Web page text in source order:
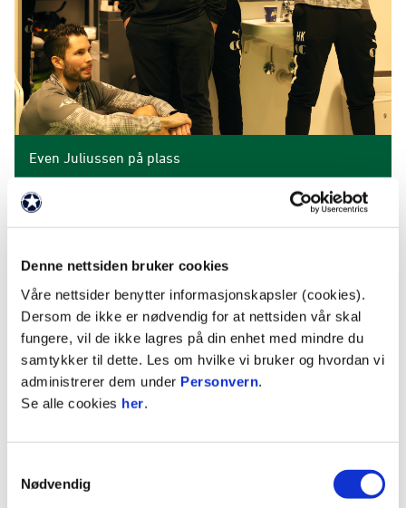
Denne nettsiden bruker cookies
Våre nettsider benytter informasjonskapsler (cookies).
Dersom de ikke er nødvendig for at nettsiden vår skal
fungere, vil de ikke lagres på din enhet med mindre du
samtykker til dette. Les om hvilke vi bruker og hvordan vi
administrerer dem under Personvern.
Se alle cookies her.
Nødvendig
Even Juliussen på plass
langsiktige sportslige plan.
– Med Even på plass spisser vi kvaliteten på
opplegget rundt A-spillerne. Samtidig frigjør vi
ressurser som gir oss bedre muligheter til å følge
opp de beste unge spillerne våre. Det er helt
avgjørende for å kunne følge den retningen vi har
stempel og samtidig få mest mulig ut av hver